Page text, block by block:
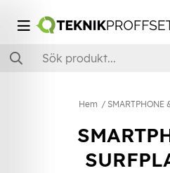
Hem SMARTPHONE